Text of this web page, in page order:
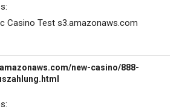
Casino Test s3.amazonaws.com
new-casino/888-